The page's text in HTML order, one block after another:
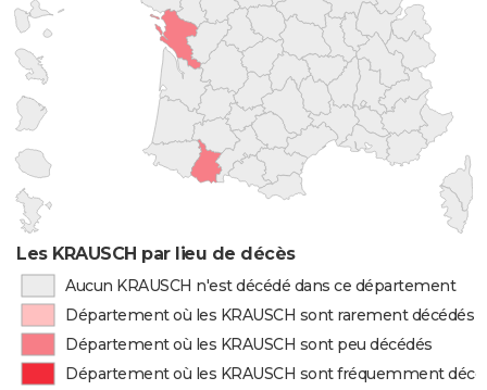
Les KRAUSCH par lieu de décès
Aucun KRAUSCH n'est décédé dans ce département
Département où les KRAUSCH sont rarement décédés
Département où les KRAUSCH sont peu décédés
Département où les KRAUSCH sont fréquemment